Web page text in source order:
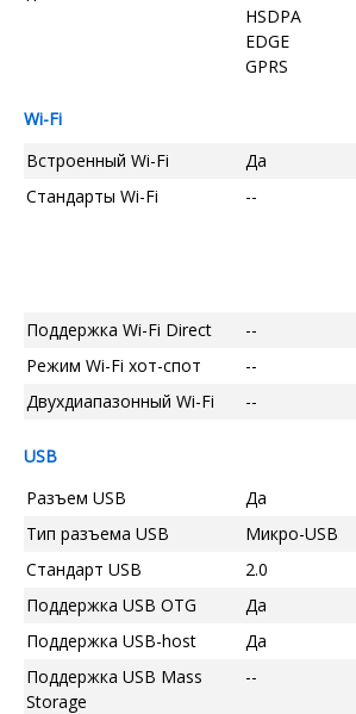
HSDPA
EDGE
GPRS
Wi-Fi
Встроенный Wi-Fi
Да
Стандарты Wi-Fi
--
Поддержка Wi-Fi Direct
--
Режим Wi-Fi хот-спот
--
Двухдиапазонный Wi-Fi
--
USB
Разъем USB
Да
Тип разъема USB
Микро-USB
Стандарт USB
2.0
Поддержка USB OTG
Да
Поддержка USB-host
Да
Поддержка USB Mass
Storage
--